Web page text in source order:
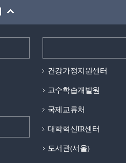
건강가정지원센터
교수학습개발원
국제교류처
대학혁신IR센터
도서관(서울)